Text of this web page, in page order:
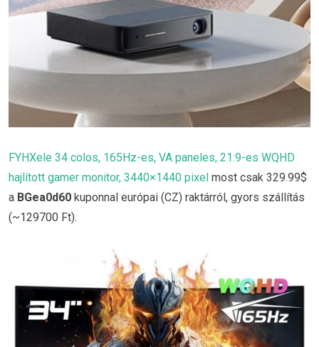
FYHXele 34 colos, 165Hz-es, VA paneles, 21:9-es WQHD
hajlított gamer monitor, 3440×1440 pixel most csak 329.99$
a BGea0d60 kuponnal európai (CZ) raktárról, gyors szállítás
(~129700 Ft).